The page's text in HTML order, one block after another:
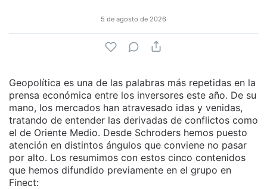
5 de agosto de 2026
Geopolítica es una de las palabras más repetidas en la
prensa económica entre los inversores este año. De su
mano, los mercados han atravesado idas y venidas,
tratando de entender las derivadas de conflictos como
el de Oriente Medio. Desde Schroders hemos puesto
atención en distintos ángulos que conviene no pasar
por alto. Los resumimos con estos cinco contenidos
que hemos difundido previamente en el grupo en
Finect: